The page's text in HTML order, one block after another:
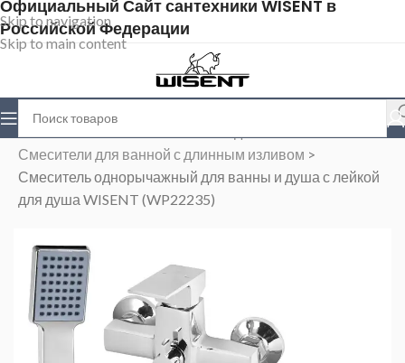
Skip to navigation
Skip to main content
Официальный Сайт сантехники WISENT в
Российской Федерации
Магазин
Смесители для ванной с длинным изливом >
Смеситель однорычажный для ванны и душа с лейкой
для душа WISENT (WP22235)